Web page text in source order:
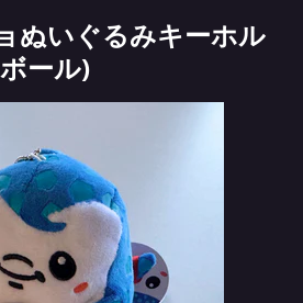
ぬいぐるみキーホル
ール)